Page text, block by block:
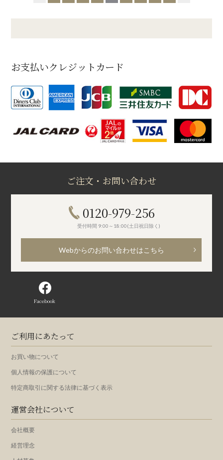
お支払いクレジットカード
ご注文・お問い合わせ
0120-979-256
受付時間 9:00～18:00(土日祝日除く)
Webからのお問い合わせはこちら
Facebook
ご利用にあたって
お買い物について
個人情報の保護について
特定商取引に関する法律に基づく表示
運営会社について
会社概要
経営理念